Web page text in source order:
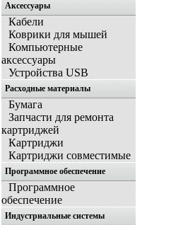
Аксессуары
Кабели
Коврики для мышей
Компьютерные
аксессуары
Устройства USB
Расходные материалы
Бумага
Запчасти для ремонта
картриджей
Картриджи
Картриджи совместимые
Программное обеспечение
Программное
обеспечение
Индустриальные системы